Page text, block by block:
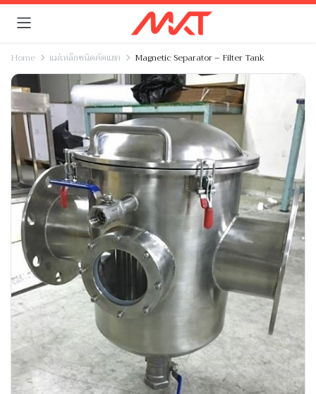
Home แม่เหล็กชนิดคัดแยก Magnetic Separator – Filter Tank